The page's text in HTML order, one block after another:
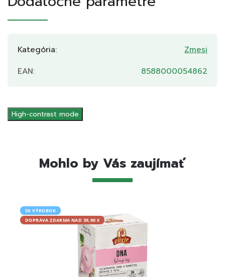
Kategória:
Zmesi
EAN: 8588000054862
High-contrast mode
Mohlo by Vás zaujímať
SK VÝROBOK
DOPRAVA ZDARMA NAD 39,90 €